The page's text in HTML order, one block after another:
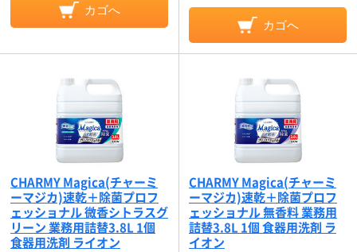
カゴへ
カゴへ
CHARMY Magica(チャーミ
ーマジカ)速乾＋除菌プロフ
ェッショナル 微香シトラスグ
リーン 業務用詰替3.8L 1個
食器用洗剤 ライオン
CHARMY Magica(チャーミ
ーマジカ)速乾＋除菌プロフ
ェッショナル 無香料 業務用
詰替3.8L 1個 食器用洗剤 ラ
イオン